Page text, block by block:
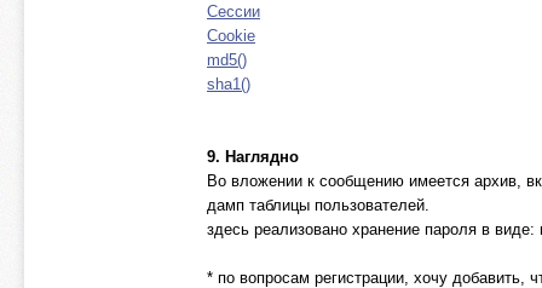
Сессии
Cookie
md5()
sha1()
9. Наглядно
Во вложении к сообщению имеется архив,
дамп таблицы пользователей.
здесь реализовано хранение пароля в
* по вопросам регистрации, хочу добавить,